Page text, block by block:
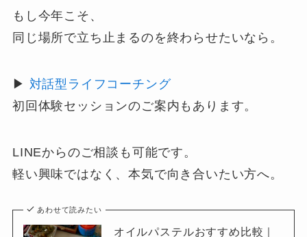
もし今年こそ、
同じ場所で立ち止まるのを終わらせたいなら。
▶︎ 対話型ライフコーチング
初回体験セッションのご案内もあります。
LINEからのご相談も可能です。
軽い興味ではなく、本気で向き合いたい方へ。
あわせて読みたい
オイルパステルおすすめ比較｜